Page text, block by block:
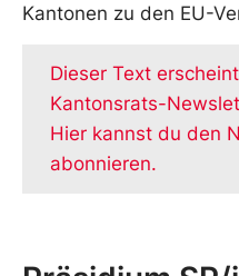
Kantonen zu den EU-
Dieser Text
Kantonsrats-
Hier kannst du den
abonnieren.